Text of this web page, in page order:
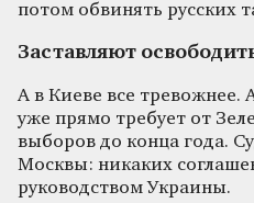
потом обвинять русских
Заставляют
А в Киеве все
уже прямо требует от
выборов до конца года.
Москвы: никаких
руководством Украины.